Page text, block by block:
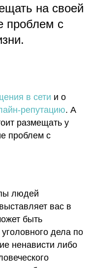
на своей
проблем с
в сети и о
репутацию. А
размещать у
проблем с
людей
вас в
быть
дела по
ненависти либо